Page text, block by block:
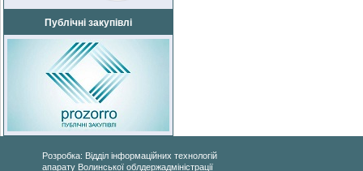
Публічні закупівлі
Розробка: Відділ інформаційних технологій
апарату Волинської облдержадміністрації